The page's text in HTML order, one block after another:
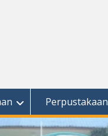
Perpustakaan